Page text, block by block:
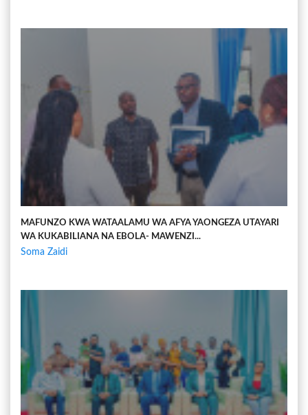
MAFUNZO KWA WATAALAMU WA AFYA YAONGEZA UTAYARI
WA KUKABILIANA NA EBOLA- MAWENZI...
Soma Zaidi